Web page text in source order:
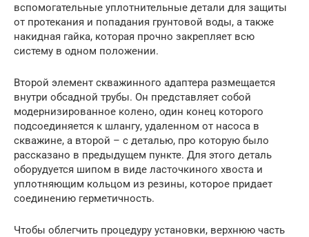
вспомогательные уплотнительные детали для защиты
от протекания и попадания грунтовой воды, а также
накидная гайка, которая прочно закрепляет всю
систему в одном положении.
Второй элемент скважинного адаптера размещается
внутри обсадной трубы. Он представляет собой
модернизированное колено, один конец которого
подсоединяется к шлангу, удаленном от насоса в
скважине, а второй – с деталью, про которую было
рассказано в предыдущем пункте. Для этого деталь
оборудуется шипом в виде ласточкиного хвоста и
уплотняющим кольцом из резины, которое придает
соединению герметичность.
Чтобы облегчить процедуру установки, верхнюю часть